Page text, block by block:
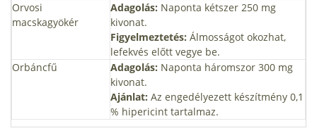
Orvosi
macskagyökér
Adagolás: Naponta kétszer 250 mg
kivonat.
Figyelmeztetés: Álmosságot okozhat,
lefekvés előtt vegye be.
Orbáncfű
Adagolás: Naponta háromszor 300 mg
kivonat.
Ajánlat: Az engedélyezett készítmény 0,1
% hipericint tartalmaz.